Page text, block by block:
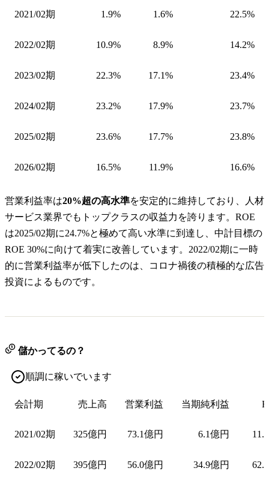
2021/02期 1.9% 1.6% 22.5%
2022/02期 10.9% 8.9% 14.2%
2023/02期 22.3% 17.1% 23.4%
2024/02期 23.2% 17.9% 23.7%
2025/02期 23.6% 17.7% 23.8%
2026/02期 16.5% 11.9% 16.6%
営業利益率は20%超の高水準を安定的に維持しており、人材
サービス業界でもトップクラスの収益力を誇ります。ROE
は2025/02期に24.7%と極めて高い水準に到達し、中計目標の
ROE 30%に向けて着実に改善しています。2022/02期に一時
的に営業利益率が低下したのは、コロナ禍後の積極的な広告
投資によるものです。
儲かってるの？
順調に稼いでいます
会計期 売上高 営業利益 当期純利益
2021/02期 325億円 73.1億円 6.1億円
2022/02期 395億円 56.0億円 34.9億円